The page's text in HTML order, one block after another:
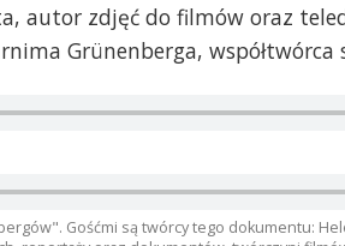
autor zdjęć do filmów oraz
Grünenberga,
Gośćmi są twórcy tego dokumentu: